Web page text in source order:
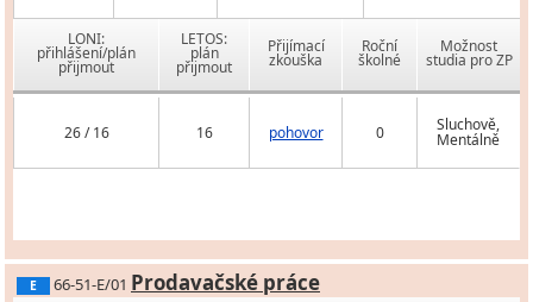
LONI:
přihlášení/plán
přijmout
LETOS:
plán
přijmout
Přijímací
zkouška
Roční
školné
Možnost
studia pro ZP
26 / 16 16 pohovor 0 Sluchově,
Mentálně
E 66-51-E/01 Prodavačské práce